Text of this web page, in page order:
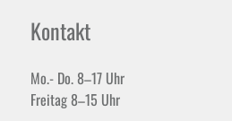
Kontakt
Mo.- Do. 8–17 Uhr
Freitag 8–15 Uhr